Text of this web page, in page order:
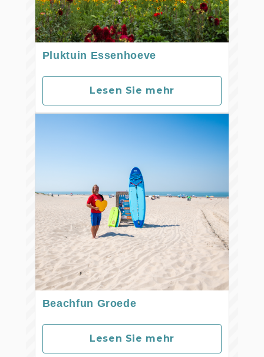
Pluktuin Essenhoeve
Lesen Sie mehr
Beachfun Groede
Lesen Sie mehr